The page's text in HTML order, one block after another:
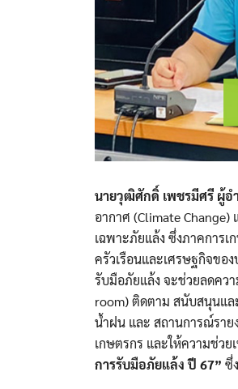
นายวุฒิศักดิ์ เพชรมีศรี ผู้อ
อากาศ (Climate
เฉพาะภัยแล้ง ซึ่งภาคการ
ครัวเรือนและเศรษฐกิจขอ
รับมือภัยแล้ง จะช่วยลดคว
room) ติดตาม สนับสนุนแ
น้ำฝน และ สถานการณ์ราย
เกษตรกร และให้ความช่ว
การรับมือภัยแล้ง ปี 67” ซึ่